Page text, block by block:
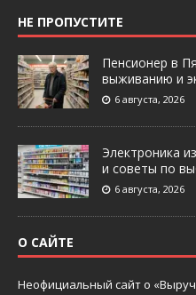
НЕ ПРОПУСТИТЕ
Пенсионер в
выживанию и
6 августа, 2026
Электроника
и советы по
6 августа, 2026
О САЙТЕ
Неофициальный сайт о